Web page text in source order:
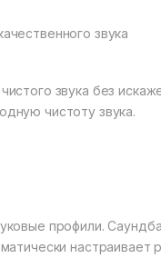
звука
звука без
чистоту звука.
профили.
настраивает